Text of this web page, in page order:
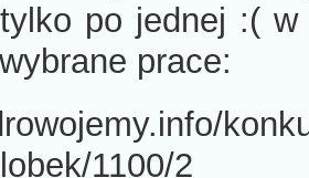
po jednej :( w
prace:
1100/2